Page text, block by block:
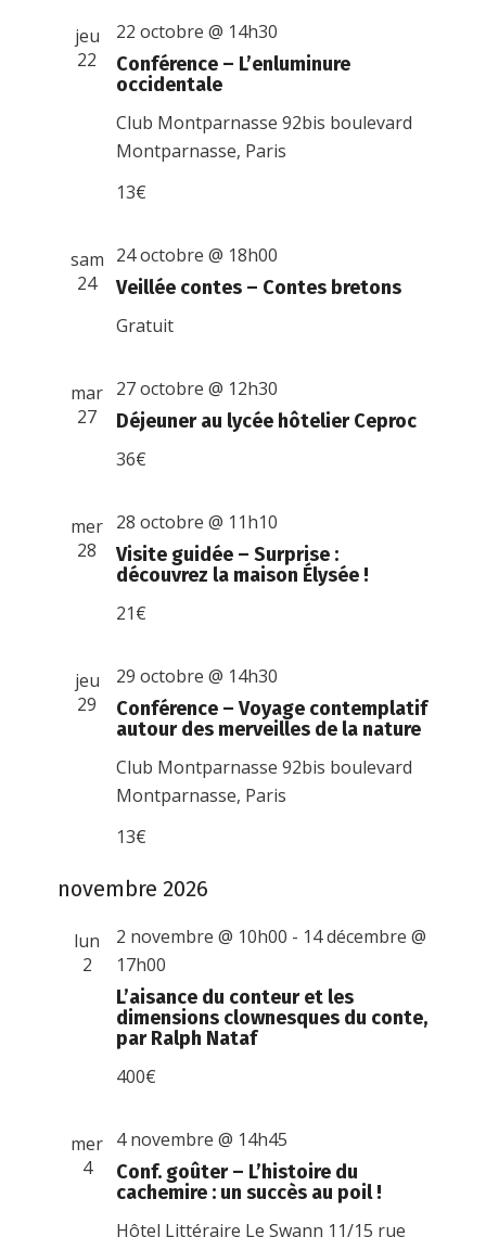
jeu
22
Conférence – L’enluminure
occidentale
22 octobre @ 14h30
Club Montparnasse92bis boulevard
Montparnasse, Paris
13€
sam
24
Veillée contes – Contes bretons
24 octobre @ 18h00
Gratuit
mar
27
Déjeuner au lycée hôtelier Ceproc
27 octobre @ 12h30
36€
mer
28
Visite guidée – Surprise :
découvrez la maison Élysée !
28 octobre @ 11h10
21€
jeu
29
Conférence – Voyage contemplatif
autour des merveilles de la nature
29 octobre @ 14h30
Club Montparnasse92bis boulevard
Montparnasse, Paris
13€
novembre 2026
lun
2
L’aisance du conteur et les
dimensions clownesques du conte,
par Ralph Nataf
2 novembre @ 10h00 - 14 décembre @
17h00
400€
mer
4
Conf. goûter – L’histoire du
cachemire : un succès au poil !
4 novembre @ 14h45
Hôtel Littéraire Le Swann 11/15 rue